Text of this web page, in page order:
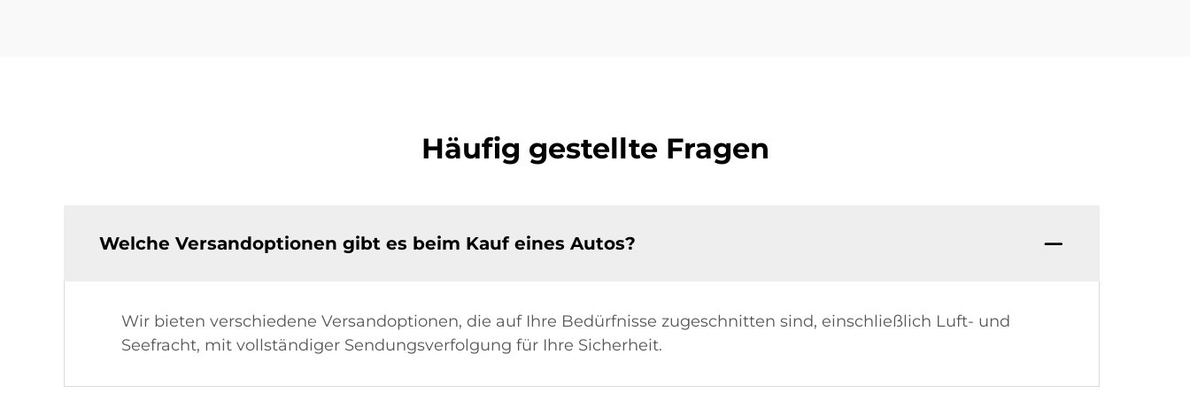
Häufig gestellte Fragen
Welche Versandoptionen gibt es beim Kauf eines Autos?
Wir bieten verschiedene Versandoptionen, die auf Ihre Bedürfnisse zugeschnitten sind, einschließlich Luft- und
Seefracht, mit vollständiger Sendungsverfolgung für Ihre Sicherheit.